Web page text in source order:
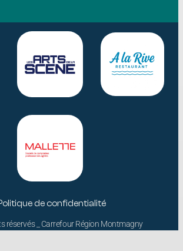
de confidentialité
réservés _ Carrefour Région Montmagny